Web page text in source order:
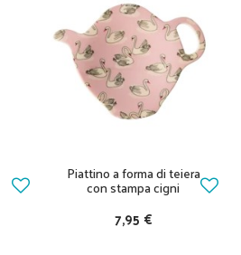
Piattino a forma di teiera
con stampa cigni
7,95 €